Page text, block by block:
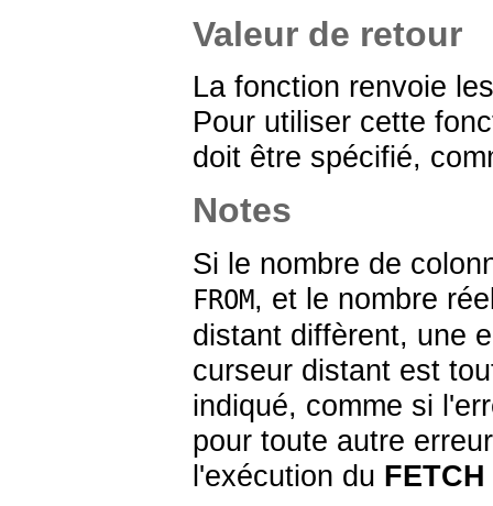
Valeur de retour
La fonction renvoie
Pour utiliser cette
doit être spécifié,
Notes
Si le nombre de
FROM, et le nombre
distant diffèrent, une
curseur distant est
indiqué, comme si
pour toute autre
l'exécution du FETCH